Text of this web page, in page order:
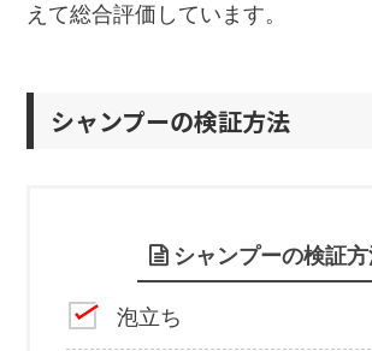
えて総合評価しています。
シャンプーの検証方法
シャンプーの検証
泡立ち